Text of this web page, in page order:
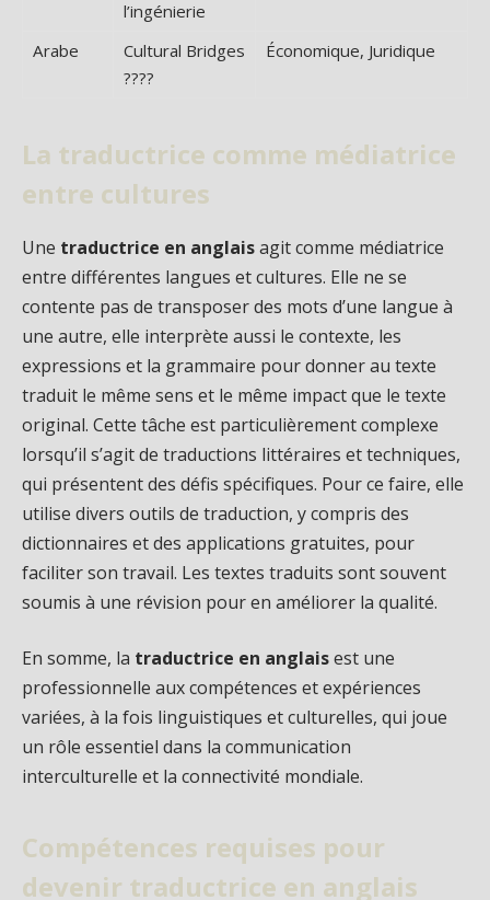
l’ingénierie
Arabe
Cultural Bridges
????
Économique, Juridique
La traductrice comme médiatrice
entre cultures
Une traductrice en anglaisagit comme médiatrice
entre différentes langues et cultures. Elle ne se
contente pas de transposer des mots d’une langue à
une autre, elle interprète aussi le contexte, les
expressions et la grammaire pour donner au texte
traduit le même sens et le même impact que le texte
original. Cette tâche est particulièrement complexe
lorsqu’il s’agit de traductions littéraires et techniques,
qui présentent des défis spécifiques. Pour ce faire, elle
utilise divers outils de traduction, y compris des
dictionnaires et des applications gratuites, pour
faciliter son travail. Les textes traduits sont souvent
soumis à une révision pour en améliorer la qualité.
En somme, la traductrice en anglaisest une
professionnelle aux compétences et expériences
variées, à la fois linguistiques et culturelles, qui joue
un rôle essentiel dans la communication
interculturelle et la connectivité mondiale.
Compétences requises pour
devenir traductrice en anglais